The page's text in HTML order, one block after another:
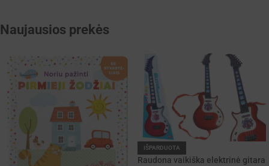
Naujausios prekės
IŠPARDUOTA
Raudona vaikiška elektrinė gitara